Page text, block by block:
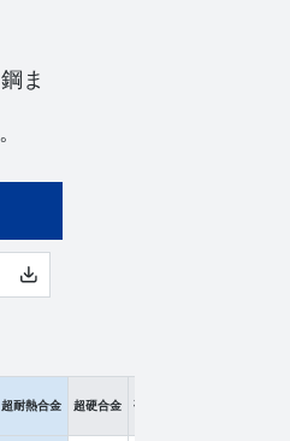
ま
超耐熱合金 超硬合金 硬脆材